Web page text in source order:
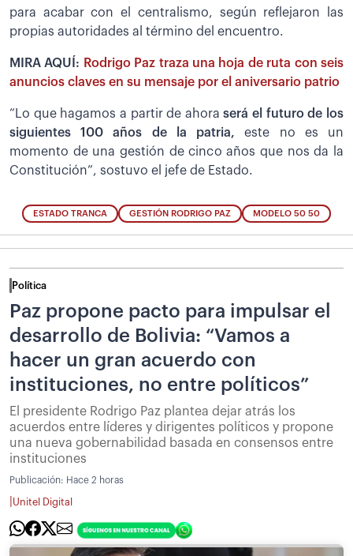
para acabar con el centralismo, según reflejaron las
propias autoridades al término del encuentro.
MIRA AQUÍ: Rodrigo Paz traza una hoja de ruta con seis
anuncios claves en su mensaje por el aniversario patrio
“Lo que hagamos a partir de ahoraserá el futuro de los
siguientes 100 años de la patria, este no es un
momento de una gestión de cinco años que nos da la
Constitución”, sostuvo el jefe de Estado.
ESTADO TRANCA GESTIÓN RODRIGO PAZ MODELO 50 50
Política
Paz propone pacto para impulsar el
desarrollo de Bolivia: “Vamos a
hacer un gran acuerdo con
instituciones, no entre políticos”
El presidente Rodrigo Paz plantea dejar atrás los
acuerdos entre líderes y dirigentes políticos y propone
una nueva gobernabilidad basada en consensos entre
instituciones
Publicación: Hace 2 horas
Unitel Digital